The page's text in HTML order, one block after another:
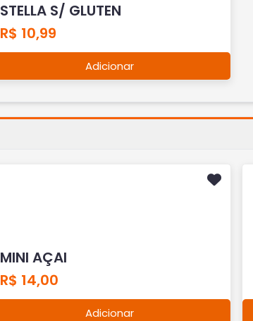
STELLA S/ GLUTEN
R$ 10,99
Adicionar
MINI AÇAI
R$ 14,00
Adicionar